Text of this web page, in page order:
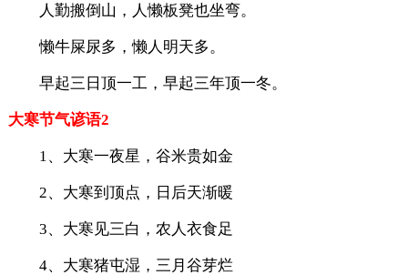
人勤搬倒山，人懒板凳也坐弯。
懒牛屎尿多，懒人明天多。
早起三日顶一工，早起三年顶一冬。
大寒节气谚语2
1、大寒一夜星，谷米贵如金
2、大寒到顶点，日后天渐暖
3、大寒见三白，农人衣食足
4、大寒猪屯湿，三月谷芽烂